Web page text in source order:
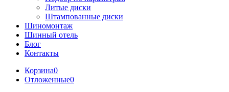
Литые диски
Штампованные диски
Шиномонтаж
Шинный отель
Блог
Контакты
Корзина0
Отложенные0